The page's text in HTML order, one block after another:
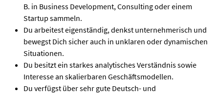
B. in Business Development, Consulting oder einem
Startup sammeln.
Du arbeitest eigenständig, denkst unternehmerisch und
bewegst Dich sicher auch in unklaren oder dynamischen
Situationen.
Du besitzt ein starkes analytisches Verständnis sowie
Interesse an skalierbaren Geschäftsmodellen.
Du verfügst über sehr gute Deutsch- und